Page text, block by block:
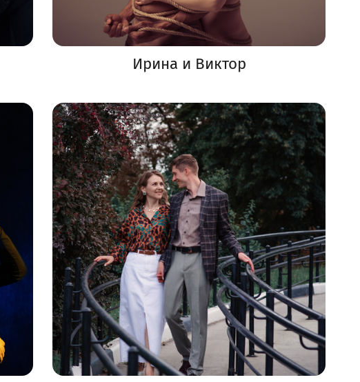
Ирина и Виктор